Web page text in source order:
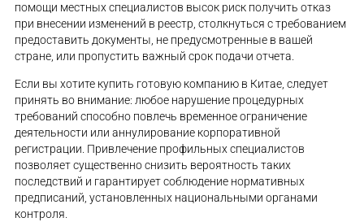
помощи местных специалистов высок риск получить отказ
при внесении изменений в реестр, столкнуться с требованием
предоставить документы, не предусмотренные в вашей
стране, или пропустить важный срок подачи отчета.
Если вы хотите купить готовую компанию в Китае, следует
принять во внимание: любое нарушение процедурных
требований способно повлечь временное ограничение
деятельности или аннулирование корпоративной
регистрации. Привлечение профильных специалистов
позволяет существенно снизить вероятность таких
последствий и гарантирует соблюдение нормативных
предписаний, установленных национальными органами
контроля.